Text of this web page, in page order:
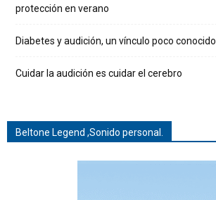
protección en verano
Diabetes y audición, un vínculo poco conocido
Cuidar la audición es cuidar el cerebro
Beltone Legend ,Sonido personal.